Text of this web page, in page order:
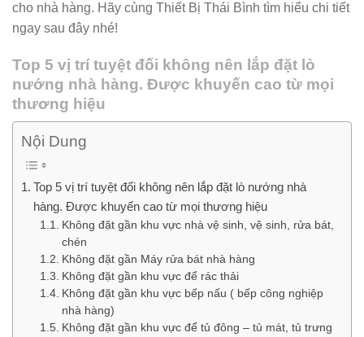
cho nhà hàng. Hãy cùng Thiết Bị Thái Bình tìm hiểu chi tiết
ngay sau đây nhé!
Top 5 vị trí tuyệt đối không nên lắp đặt lò
nướng nhà hàng. Được khuyến cao từ mọi
thương hiệu
Nội Dung
Top 5 vị trí tuyệt đối không nên lắp đặt lò nướng nhà
hàng. Được khuyến cao từ mọi thương hiệu
Không đặt gần khu vực nhà vệ sinh, vệ sinh, rửa bát,
chén
Không đặt gần Máy rửa bát nhà hàng
Không đặt gần khu vực để rác thải
Không đặt gần khu vực bếp nấu ( bếp công nghiệp
nhà hàng)
Không đặt gần khu vực để tủ đông – tủ mát, tủ trưng